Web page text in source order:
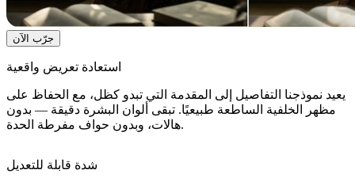
جرّب الآن
استعادة تعريض واقعية
يعيد نموذجنا التفاصيل إلى المقدمة التي تبدو كظل، مع الحفاظ على
مظهر الخلفية الساطعة طبيعيًا. تبقى ألوان البشرة دقيقة — بدون
هالات، وبدون حواف مفرطة الحدة.
شدة قابلة للتعديل